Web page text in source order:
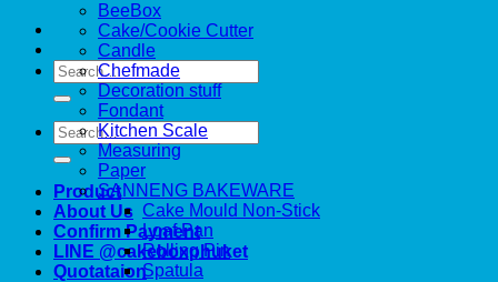
Search
for:
Search
for:
Product
About Us
Confirm Payment
LINE @cakeboxphuket
Quotataion
BeeBox
Cake/Cookie Cutter
Candle
Chefmade
Decoration stuff
Fondant
Kitchen Scale
Measuring
Paper
SANNENG BAKEWARE
Cake Mould Non-Stick
Loaf Pan
Rolling Pin
Spatula